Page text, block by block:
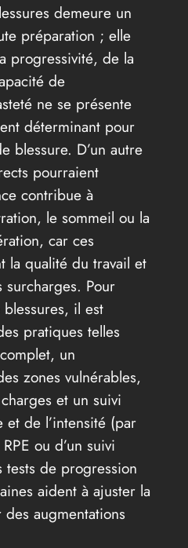
demeure un
préparation ; elle
progressivité, de la
de
ne se présente
déterminant pour
blessure. D’un autre
pourraient
contribue à
le sommeil ou la
car ces
la qualité du travail et
Pour
il est
pratiques telles
un
zones vulnérables,
et un suivi
et de l’intensité (par
ou d’un suivi
de progression
aident à ajuster la
augmentations